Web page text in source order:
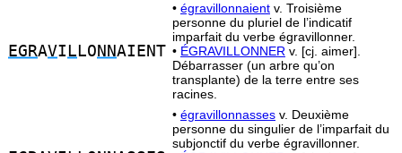
EGRAVI L LO NNAIENT
• égravillonnaient v. Troisième
personne du pluriel de l’indicatif
imparfait du verbe égravillonner.
• ÉGRAVILLONNER v. [cj. aimer].
Débarrasser (un arbre qu’on
transplante) de la terre entre ses
racines.
• égravillonnasses v. Deuxième
personne du singulier de l’imparfait du
subjonctif du verbe égravillonner.